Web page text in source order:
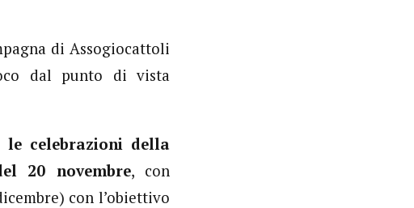
di Assogiocattoli
dal punto di vista
celebrazioni della
20 novembre, con
con l’obiettivo